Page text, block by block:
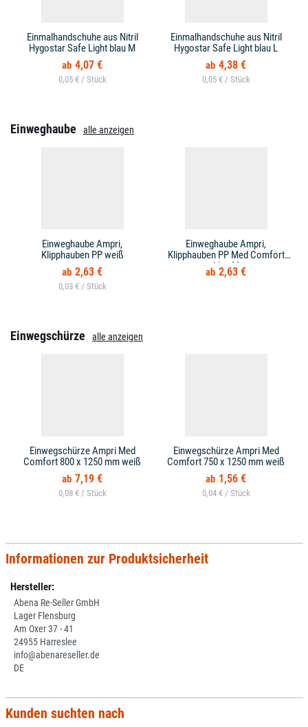
Einmalhandschuhe aus Nitril
Hygostar Safe Light blau M
4,07 €
0,05 € /
Einmalhandschuhe aus Nitril
Hygostar Safe Light blau L
4,38 €
0,05 € /
Einweghaube alle anzeigen
Einweghaube Ampri,
Klipphauben PP weiß
2,63 €
0,03 € /
Einweghaube Ampri,
Klipphauben PP Med Comfort
blau M
2,63 €
Einwegschürze alle anzeigen
Einwegschürze Ampri Med
Comfort 800 x 1250 mm weiß
7,19 €
0,08 € /
Einwegschürze Ampri Med
Comfort 750 x 1250 mm weiß
1,56 €
0,04 € /
Informationen zur Produktsicherheit
Hersteller:
Abena Re-Seller GmbH
Lager Flensburg
Am Oxer 37 - 41
24955 Harreslee
info@abenareseller.de
DE
Kunden suchten nach